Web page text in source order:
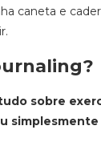
caneta e
sobre